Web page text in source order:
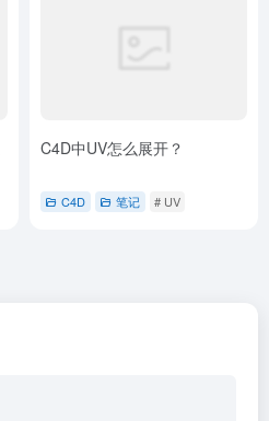
C4D中UV怎么展开？
C4D 笔记 # UV